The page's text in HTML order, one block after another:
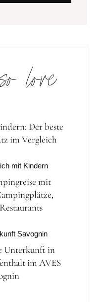
love
Der beste
im Vergleich
mit
Unterkunft in
im AVES